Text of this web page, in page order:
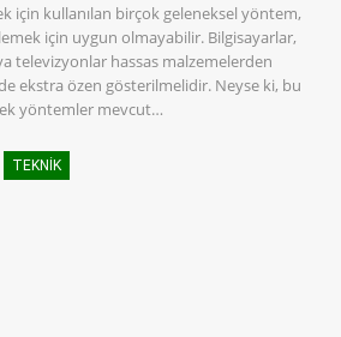
için kullanılan birçok geleneksel yöntem,
için uygun olmayabilir. Bilgisayarlar,
televizyonlar hassas malzemelerden
ekstra özen gösterilmelidir. Neyse ki, bu
yöntemler mevcut…
TEKNIK